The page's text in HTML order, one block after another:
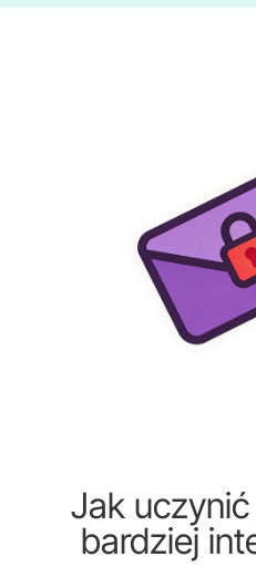
Jak
bardziej